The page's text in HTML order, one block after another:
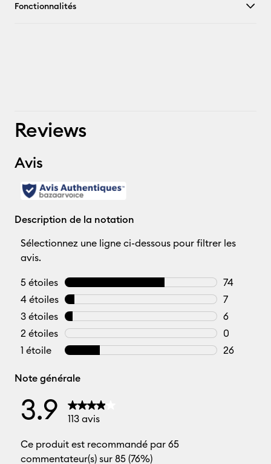
Fonctionnalités
Reviews